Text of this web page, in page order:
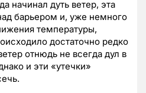
начинал дуть ветер, эта
барьером и, уже немного
температуры,
достаточно редко
отнюдь не всегда дул в
и эти «утечки»